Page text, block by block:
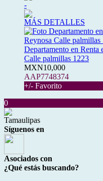
-
MÁS DETALLES
Departamento en
Calle palmillas 1223
MXN10,000
AAP7748374
+/- Favorito
0
Tamaulipas
Síguenos en
Asociados con
¿Qué estás buscando?